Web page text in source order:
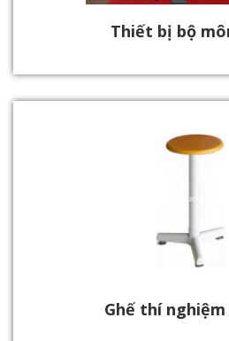
Thiết bị bộ
Ghế thí nghiệm